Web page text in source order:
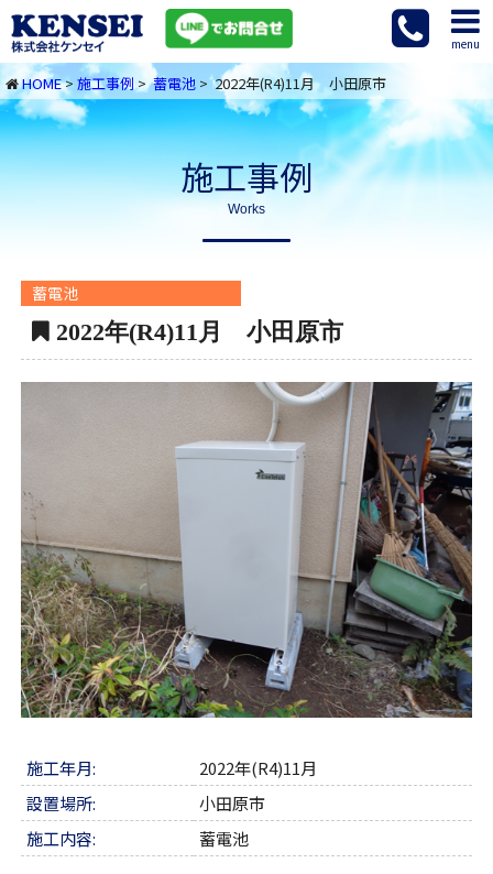
menu
HOME> 施工事例>蓄電池 > 2022年(R4)11月 小田原市
施工事例
Works
蓄電池
2022年(R4)11月 小田原市
施工年月:
2022年(R4)11月
設置場所:
小田原市
施工内容:
蓄電池